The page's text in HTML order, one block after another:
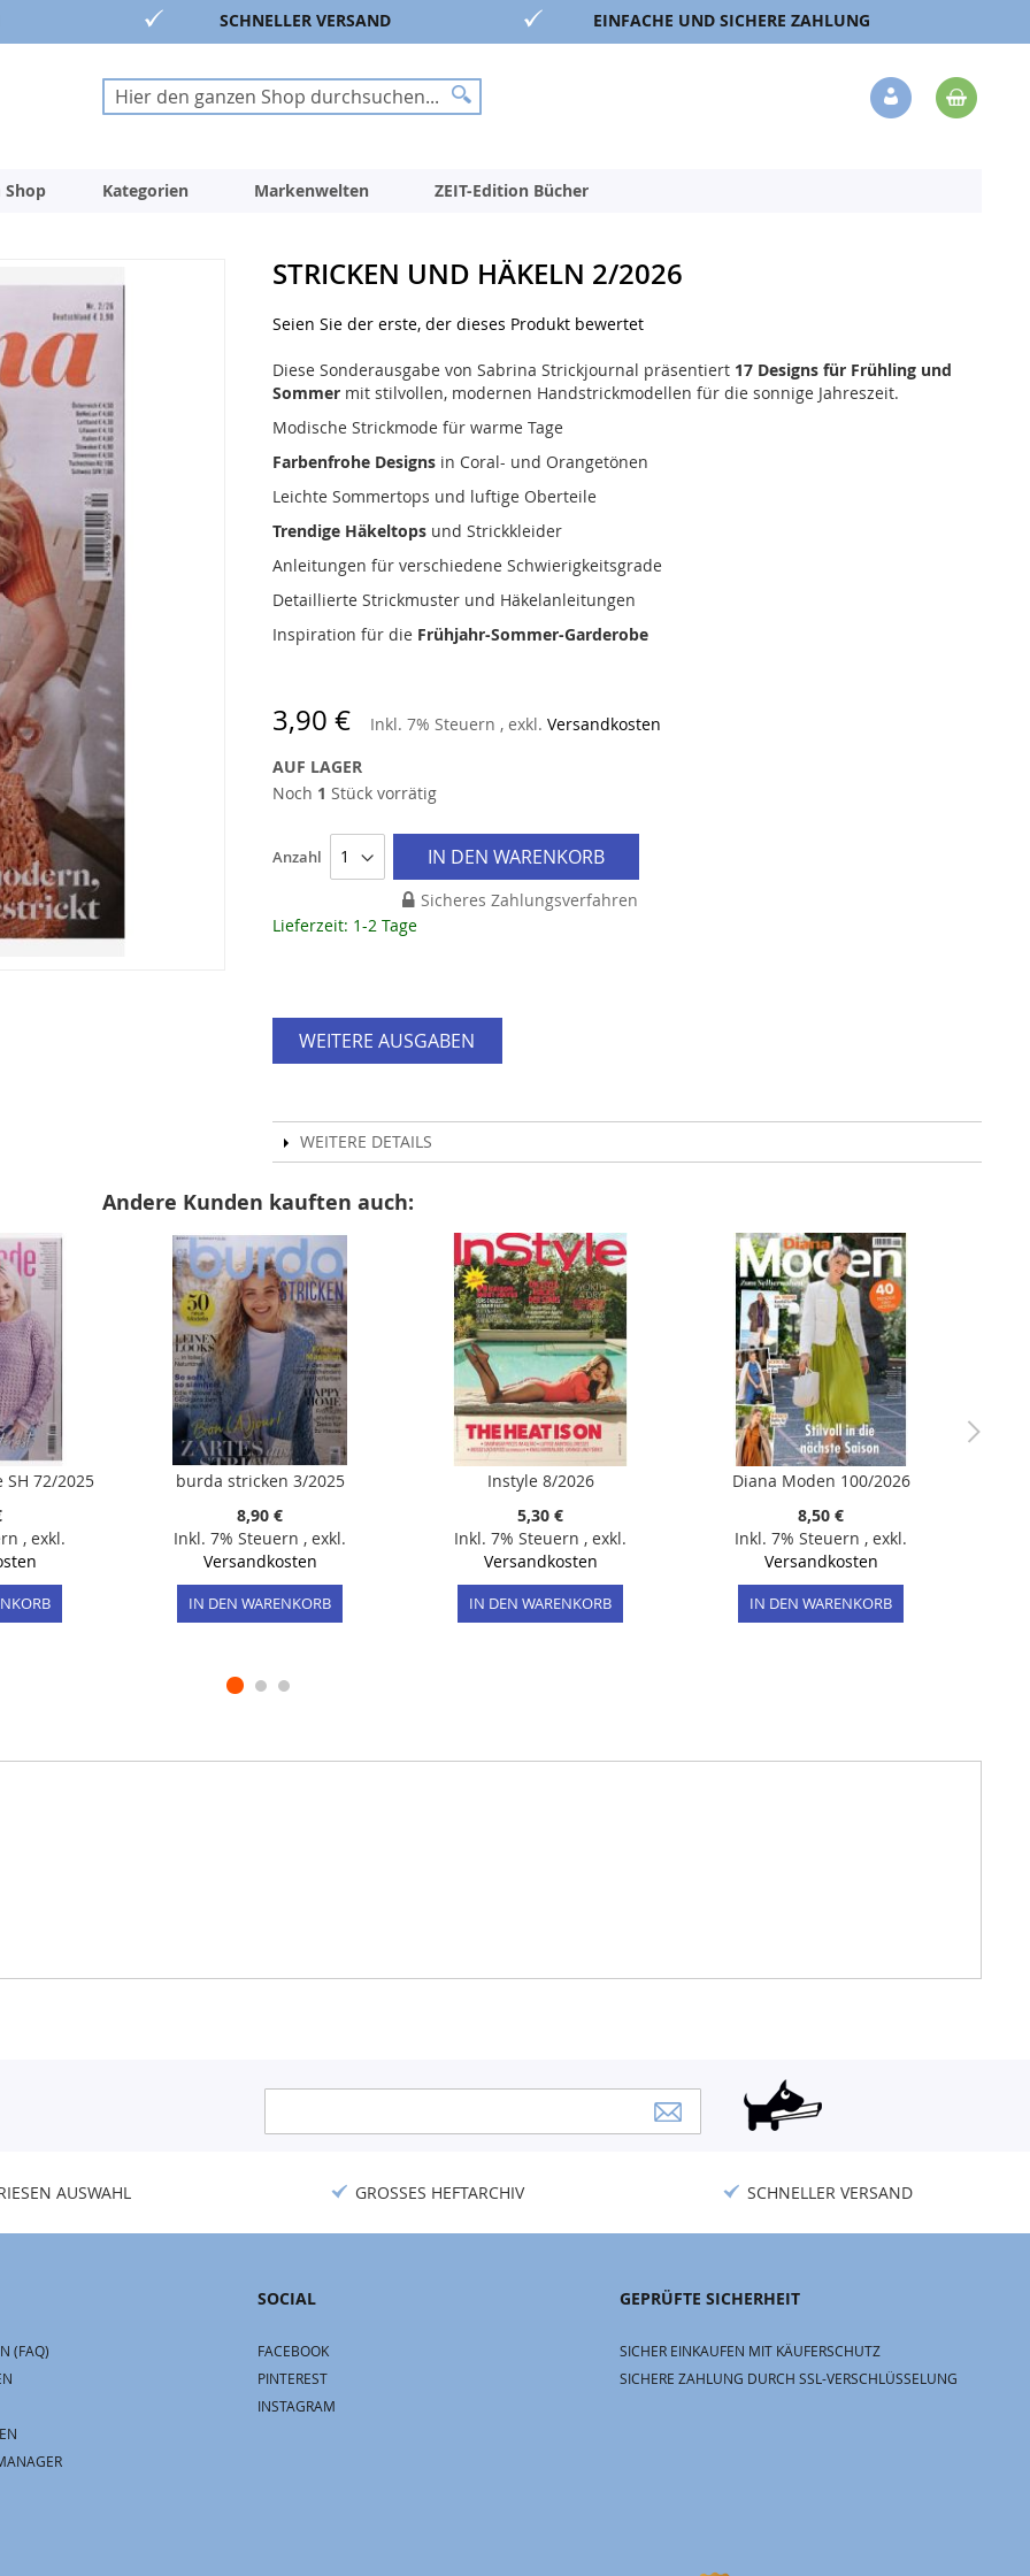
SCHNELLER VERSAND EINFACHE UND SICHERE ZAHLUNG
Suche
Suche
Veränderung
Shop Kategorien Markenwelten ZEIT-Edition Bücher
STRICKEN UND HÄKELN 2/2026
Seien Sie der erste, der dieses Produkt bewertet
Diese Sonderausgabe von Sabrina Strickjournal präsentiert 17 Designs für Frühling und
Sommermit stilvollen, modernen Handstrickmodellen für die sonnige Jahreszeit.
Modische Strickmode für warme Tage
Farbenfrohe Designsin Coral- und Orangetönen
Leichte Sommertops und luftige Oberteile
Trendige Häkeltopsund Strickkleider
Anleitungen für verschiedene Schwierigkeitsgrade
Detaillierte Strickmuster und Häkelanleitungen
Inspiration für die Frühjahr-Sommer-Garderobe
3,90 € Inkl. 7% Steuern , exkl. Versandkosten
AUF LAGER
Noch 1 Stück vorrätig
Anzahl IN DEN WARENKORB
Sicheres Zahlungsverfahren
Lieferzeit: 1-2 Tage
WEITERE AUSGABEN
WEITERE DETAILS
Andere Kunden kauften auch:
SH 72/2025
, exkl.
burda stricken 3/2025
8,90 €
Inkl. 7% Steuern , exkl.
Versandkosten
IN DEN WARENKORB
Instyle 8/2026
5,30 €
Inkl. 7% Steuern , exkl.
Versandkosten
IN DEN WARENKORB
Diana Moden 100/2026
8,50 €
Inkl. 7% Steuern , exkl.
Versandkosten
IN DEN WARENKORB
Newsletter:
AUSWAHL GROSSES HEFTARCHIV SCHNELLER VERSAND
(FAQ)
SOCIAL
FACEBOOK
PINTEREST
INSTAGRAM
GEPRÜFTE SICHERHEIT
SICHER EINKAUFEN MIT KÄUFERSCHUTZ
SICHERE ZAHLUNG DURCH SSL-VERSCHLÜSSELUNG